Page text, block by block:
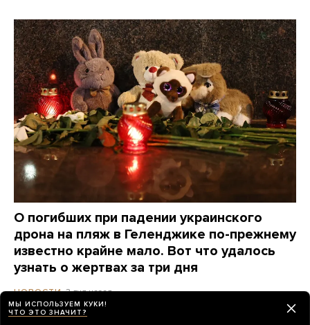
О погибших при падении украинского
дрона на пляж в Геленджике по-прежнему
известно крайне мало. Вот что удалось
узнать о жертвах за три дня
НОВОСТИ 3 дня назад
МЫ ИСПОЛЬЗУЕМ КУКИ!
ЧТО ЭТО ЗНАЧИТ?